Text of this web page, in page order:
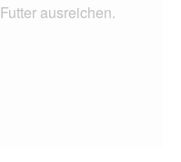
ausreichen.